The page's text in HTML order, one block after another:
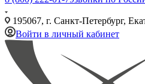
195067, г. Санкт-Петербург,
Войти в личный кабинет